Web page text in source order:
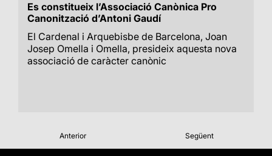
Es constitueix l’Associació Canònica Pro
Canonització d’Antoni Gaudí
El Cardenal i Arquebisbe de Barcelona, Joan
Josep Omella i Omella, presideix aquesta nova
associació de caràcter canònic
Anterior Següent